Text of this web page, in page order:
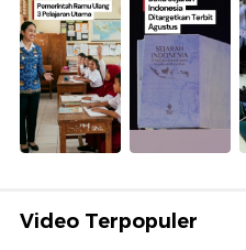
Video Terpopuler